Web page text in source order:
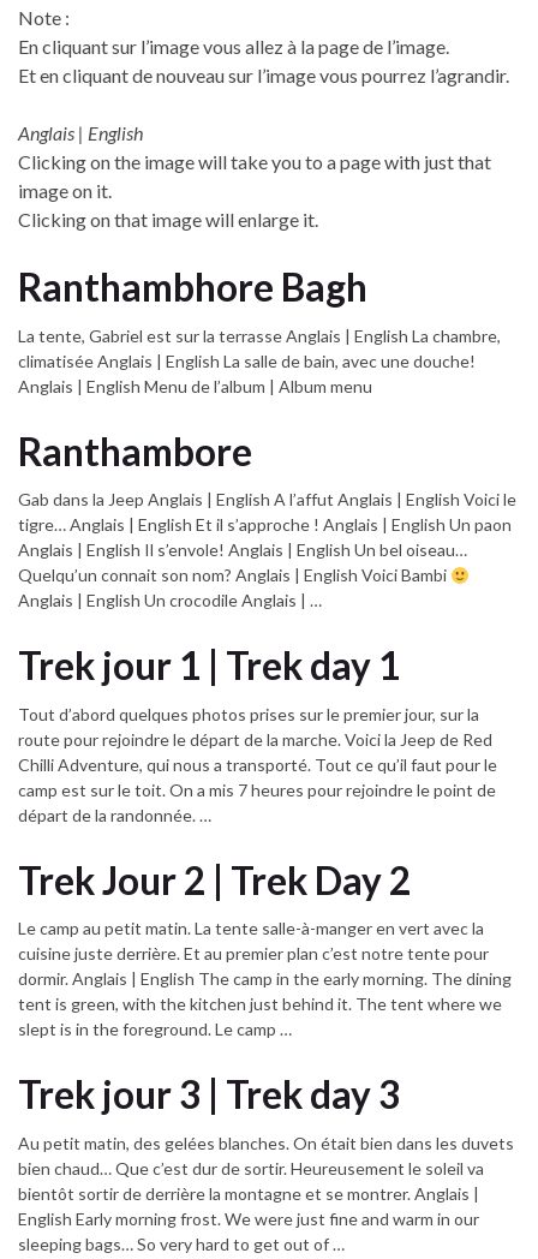
Note :
En cliquant sur l’image vous allez à la page de l’image.
Et en cliquant de nouveau sur l’image vous pourrez l’agrandir.
Anglais | English
Clicking on the image will take you to a page with just that
image on it.
Clicking on that image will enlarge it.
Ranthambhore Bagh
La tente, Gabriel est sur la terrasse Anglais | English La chambre,
climatisée Anglais | English La salle de bain, avec une douche!
Anglais | English Menu de l’album | Album menu
Ranthambore
Gab dans la Jeep Anglais | English A l’affut Anglais | English Voici le
tigre… Anglais | English Et il s’approche ! Anglais | English Un paon
Anglais | English Il s’envole! Anglais | English Un bel oiseau…
Quelqu’un connait son nom? Anglais | English Voici Bambi
Anglais | English Un crocodile Anglais | …
Trek jour 1 | Trek day 1
Tout d’abord quelques photos prises sur le premier jour, sur la
route pour rejoindre le départ de la marche. Voici la Jeep de Red
Chilli Adventure, qui nous a transporté. Tout ce qu’il faut pour le
camp est sur le toit. On a mis 7 heures pour rejoindre le point de
départ de la randonnée. …
Trek Jour 2 | Trek Day 2
Le camp au petit matin. La tente salle-à-manger en vert avec la
cuisine juste derrière. Et au premier plan c’est notre tente pour
dormir. Anglais | English The camp in the early morning. The dining
tent is green, with the kitchen just behind it. The tent where we
slept is in the foreground. Le camp …
Trek jour 3 | Trek day 3
Au petit matin, des gelées blanches. On était bien dans les duvets
bien chaud… Que c’est dur de sortir. Heureusement le soleil va
bientôt sortir de derrière la montagne et se montrer. Anglais |
English Early morning frost. We were just fine and warm in our
sleeping bags… So very hard to get out of …